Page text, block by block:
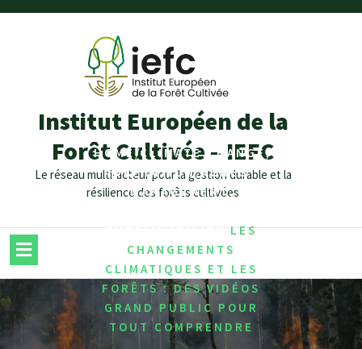
Institut Européen de la
Forêt Cultivée – IEFC
Le réseau multi-acteur pour la gestion durable et la
résilience des forêts cultivées
HOME/CLIMATE CHANGE,
ADAPTATION,FOREST
MANAGEMENT,
SUSTAINABILITY/LES
CHANGEMENTS
CLIMATIQUES ET LES
FORÊTS : DES VIDÉOS
GRAND PUBLIC POUR
TOUT COMPRENDRE